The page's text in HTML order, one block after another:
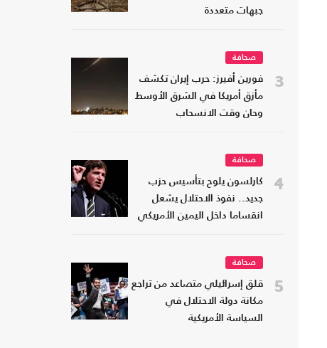
جبهات متعددة
3
صحافة
فورين أفيرز: حرب إيران تكشف
مأزق أمريكا في الشرق الأوسط
وحان وقت الانسحاب
4
صحافة
كارلسون يلوح بتأسيس حزب
جديد.. نفوذ الاحتلال يشعل
انقساما داخل اليمين الأمريكي
5
صحافة
قلق إسرائيلي متصاعد من تراجع
مكانة دولة الاحتلال في
السياسة الأمريكية